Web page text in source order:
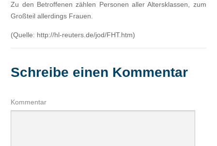
Zu den Betroffenen zählen Personen aller Altersklassen, zum
Großteil allerdings Frauen.
(Quelle: http://hl-reuters.de/jod/FHT.htm)
Schreibe einen Kommentar
Kommentar